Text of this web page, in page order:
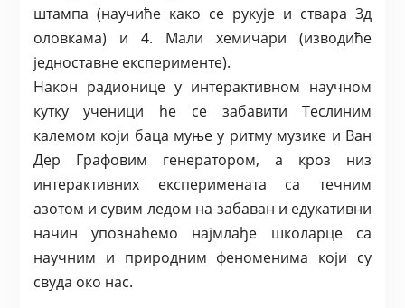
штампа (научиће како се рукује и ствара 3д
оловкама) и 4. Мали хемичари (изводиће
једноставне експерименте).
Након радионице у интерактивном научном
кутку ученици ће се забавити Теслиним
калемом који баца муње у ритму музике и Ван
Дер Графовим генератором, а кроз низ
интерактивних експеримената са течним
азотом и сувим ледом на забаван и едукативни
начин упознаћемо најмлађе школарце са
научним и природним феноменима који су
свуда око нас.